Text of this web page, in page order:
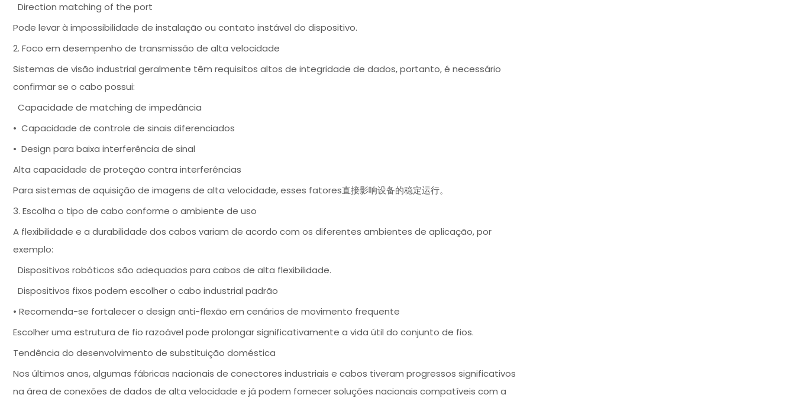
Direction matching of the port
Pode levar à impossibilidade de instalação ou contato instável do dispositivo.
2. Foco em desempenho de transmissão de alta velocidade
Sistemas de visão industrial geralmente têm requisitos altos de integridade de dados, portanto, é necessário
confirmar se o cabo possui:
Capacidade de matching de impedância
• Capacidade de controle de sinais diferenciados
• Design para baixa interferência de sinal
Alta capacidade de proteção contra interferências
Para sistemas de aquisição de imagens de alta velocidade, esses fatores直接影响设备的稳定运行。
3. Escolha o tipo de cabo conforme o ambiente de uso
A flexibilidade e a durabilidade dos cabos variam de acordo com os diferentes ambientes de aplicação, por
exemplo:
Dispositivos robóticos são adequados para cabos de alta flexibilidade.
Dispositivos fixos podem escolher o cabo industrial padrão
• Recomenda-se fortalecer o design anti-flexão em cenários de movimento frequente
Escolher uma estrutura de fio razoável pode prolongar significativamente a vida útil do conjunto de fios.
Tendência do desenvolvimento de substituição doméstica
Nos últimos anos, algumas fábricas nacionais de conectores industriais e cabos tiveram progressos significativos
na área de conexões de dados de alta velocidade e já podem fornecer soluções nacionais compatíveis com a